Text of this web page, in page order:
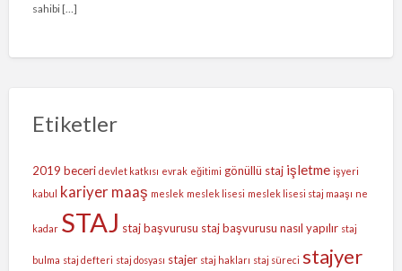
sahibi […]
Etiketler
2019 beceri devlet katkısı evrak eğitimi gönüllü staj işletme işyeri
kabul kariyer maaş meslek meslek lisesi meslek lisesi staj maaşı ne
kadar STAJ staj başvurusu staj başvurusu nasıl yapılır staj
bulma staj defteri staj dosyası stajer staj hakları staj süreci stajyer